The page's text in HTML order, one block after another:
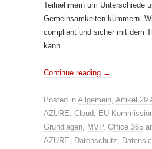
Teilnehmern um Unterschiede
Gemeinsamkeiten kümmern.
compliant und sicher mit dem
kann.
Continue reading →
Posted in Allgemein, Artikel 29
AZURE, Cloud, EU
Grundlagen, MVP, Office 365
AZURE, Datenschutz,